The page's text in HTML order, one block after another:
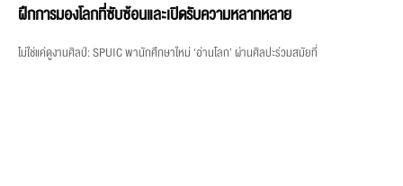
ฝึกการมองโลกที่ซับซ้อนและเปิดรับความหลากหลาย
ไม่ใช่แค่ดูงานศิลป์: SPUIC พานักศึกษาใหม่ ‘อ่านโลก’ ผ่านศิลปะร่วมสมัยที่